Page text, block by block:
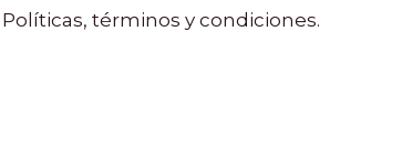
Políticas, términos y condiciones.